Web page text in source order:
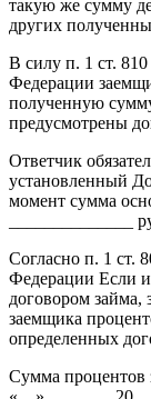
такую же сумму
других
В силу п. 1 ст. 810
Федерации
полученную
предусмотрены
Ответчик
установленный
момент сумма
______________
Согласно п. 1 ст.
Федерации Если
договором займа,
заемщика
определенных
Сумма процентов